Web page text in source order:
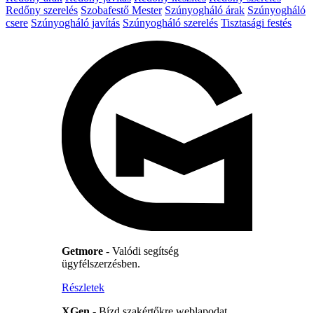
Redőny szerelés Szobafestő Mester Szúnyogháló árak Szúnyogháló
csere Szúnyogháló javítás Szúnyogháló szerelés Tisztasági festés
Getmore - Valódi segítség
ügyfélszerzésben.
Részletek